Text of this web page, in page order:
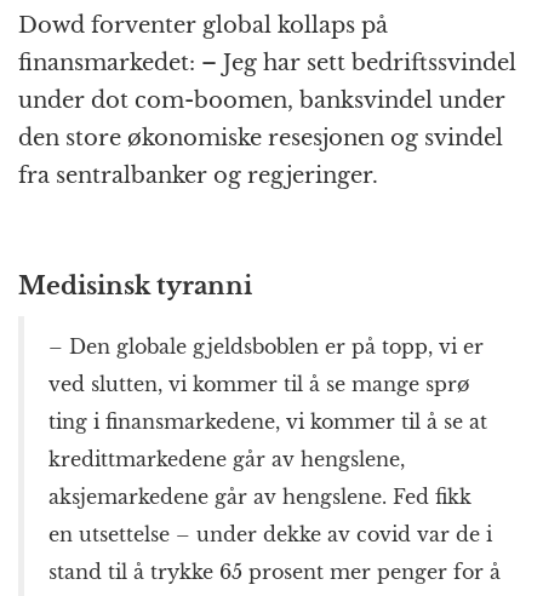
Dowd forventer global kollaps på
finansmarkedet: – Jeg har sett bedriftssvindel
under dot com-boomen, banksvindel under
den store økonomiske resesjonen og svindel
fra sentralbanker og regjeringer.
Medisinsk tyranni
– Den globale gjeldsboblen er på topp, vi er
ved slutten, vi kommer til å se mange sprø
ting i finansmarkedene, vi kommer til å se at
kredittmarkedene går av hengslene,
aksjemarkedene går av hengslene. Fed fikk
en utsettelse – under dekke av covid var de i
stand til å trykke 65 prosent mer penger for å